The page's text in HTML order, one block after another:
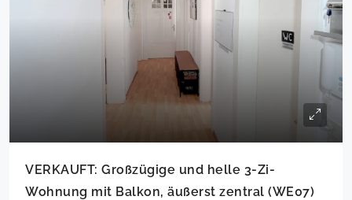
VERKAUFT: Großzügige und helle 3-Zi-
Wohnung mit Balkon, äußerst zentral (WE07)